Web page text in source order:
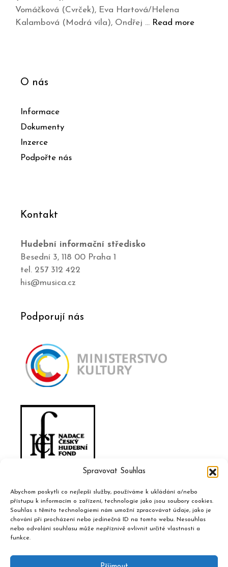
Spravovat Souhlas
Abychom poskytli co nejlepší služby, používáme k ukládání a/nebo
přístupu k informacím o zařízení, technologie jako jsou soubory cookies.
Souhlas s těmito technologiemi nám umožní zpracovávat údaje, jako je
chování při procházení nebo jedinečná ID na tomto webu. Nesouhlas
nebo odvolání souhlasu může nepříznivě ovlivnit určité vlastnosti a
funkce.
Vomáčková (Cvrček), Eva Hartová/Helena
Kalambová (Modrá víla), Ondřej … Read more
O nás
Informace
Dokumenty
Inzerce
Podpořte nás
Kontakt
Hudební informační středisko
Besední 3, 118 00 Praha 1
tel. 257 312 422
his@musica.cz
Podporují nás